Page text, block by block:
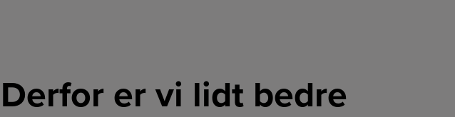
Derfor er vi lidt bedre